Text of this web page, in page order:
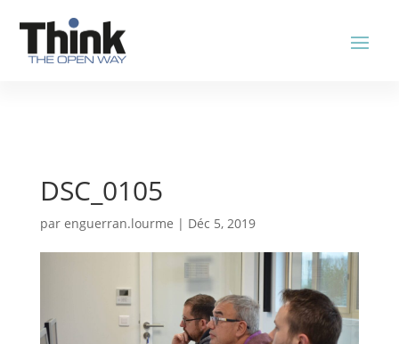
DSC_0105
par enguerran.lourme | Déc 5, 2019